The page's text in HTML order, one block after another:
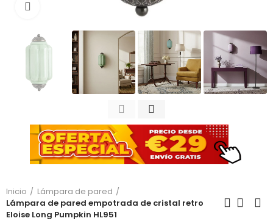
Haga clic para ampliar
Inicio
Lámpara de pared
Lámpara de pared empotrada de cristal retro
Eloise Long Pumpkin HL951